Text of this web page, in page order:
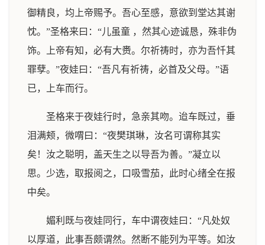
御精良，均上帝赐予。吾心至感，意欲到堂达其谢
忱。”圣格来曰：“儿虽童 ，然其心迹诚恳，殊非伪
饰。上帝有知，必有大赉。尔祈祷时，亦为吾忏其
罪孽。”夜娃曰：“吾凡有祈祷，必首及父母。”语
已，上车而行。
圣格来于夜娃行时，急亲其吻。迨车既过，垂
泪满颊，微喟曰：“夜樊琪琳，汝名可谓称其实
矣！汝之聪明，盖天生之以导吾为善。”凝立以
思。少选，取报阅之，口吸雪茄，此时心绪全在报
中矣。
媚利既与夜娃同行，车中谓夜娃曰：“凡处奴
以厚道，此事吾颇谓然。然断不能列为平等。如汝